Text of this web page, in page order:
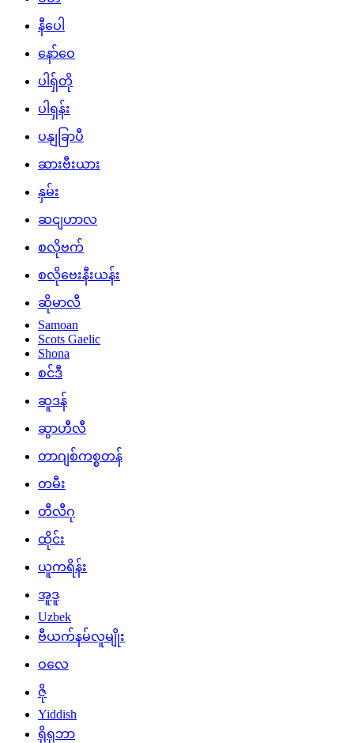
နီပေါ
နော်ဝေ
ပါရှ်တို
ပါရှန်း
ပနျခြာပီ
ဆားဗီးယား
နှမ်း
ဆငျဟာလ
စလိုဗက်
စလိုဗေးနီးယန်း
ဆိုမာလီ
Samoan
Scots Gaelic
Shona
စင်ဒီ
ဆူဒန်
ဆွာဟီလီ
တာဂျစ်ကစ္စတန်
တမီး
တီလီဂု
ထိုင်း
ယူကရိန်း
အူဒူ
Uzbek
ဗီယက်နမ်လူမျိုး
ဝလေ
ဇို
Yiddish
ရိုရုဘာ